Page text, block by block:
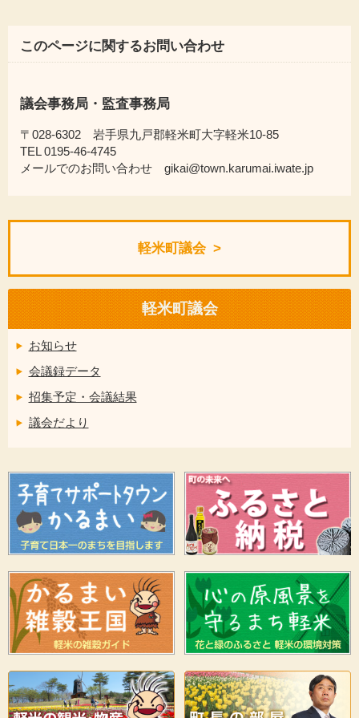
このページに関するお問い合わせ
議会事務局・監査事務局
〒028-6302 岩手県九戸郡軽米町大字軽米10-85
TEL 0195-46-4745
メールでのお問い合わせ gikai@town.karumai.iwate.jp
軽米町議会
軽米町議会
お知らせ
会議録データ
招集予定・会議結果
議会だより